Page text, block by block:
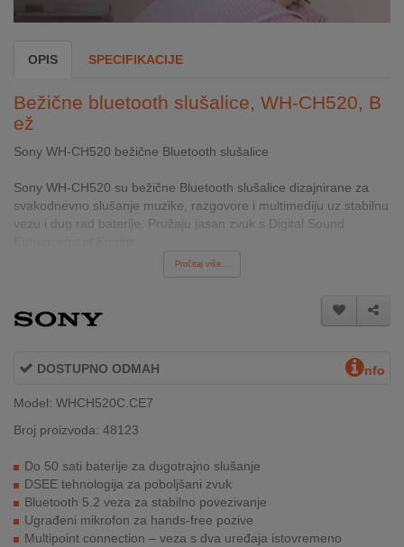
PONUDI
KONTAKT
KUPOVINA
NA
RATE
NAMA
KATALOZI
KAKO
KUPITI?
KUPOVINA
IZ
INOSTRANSTVA
OPIS SPECIFIKACIJE
Bežične bluetooth slušalice, WH-CH520, B
ež
Sony WH-CH520 bežične Bluetooth slušalice
Sony WH-CH520 su bežične Bluetooth slušalice dizajnirane za
svakodnevno slušanje muzike, razgovore i multimediju uz stabilnu
vezu i dug rad baterije. Pružaju jasan zvuk s Digital Sound
Pročitaj više...
DOSTUPNO ODMAH nfo
Model: WHCH520C.CE7
Broj proizvoda: 48123
Do 50 sati baterije za dugotrajno slušanje
DSEE tehnologija za poboljšani zvuk
Bluetooth 5.2 veza za stabilno povezivanje
Ugrađeni mikrofon za hands-free pozive
Multipoint connection – veza s dva uređaja istovremeno